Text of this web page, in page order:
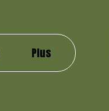
Plus